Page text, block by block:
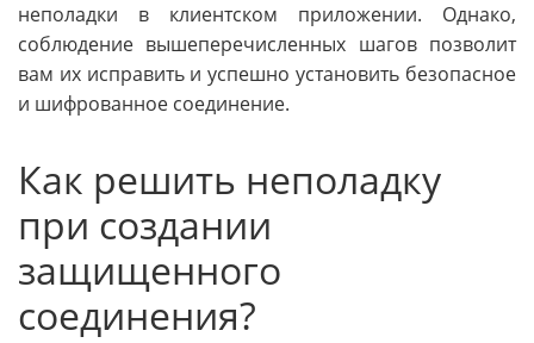
неполадки в клиентском приложении. Однако,
соблюдение вышеперечисленных шагов позволит
вам их исправить и успешно установить безопасное
и шифрованное соединение.
Как решить неполадку
при создании
защищенного
соединения?